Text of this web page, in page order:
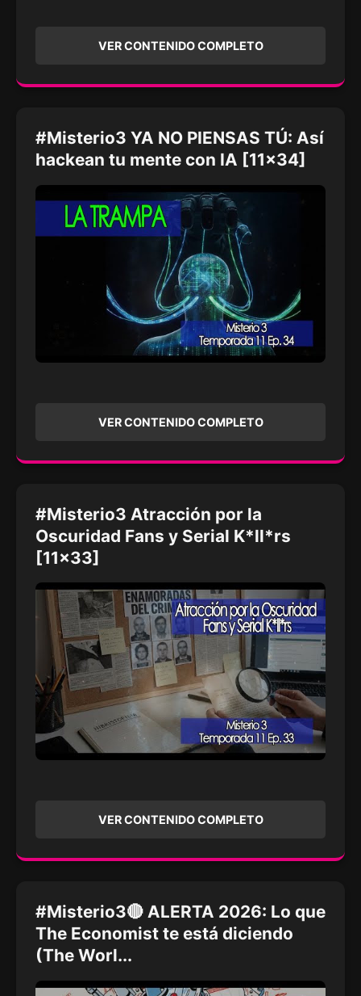
VER CONTENIDO COMPLETO
#Misterio3 YA NO PIENSAS TÚ: Así
hackean tu mente con IA [11x34]
VER CONTENIDO COMPLETO
#Misterio3 Atracción por la
Oscuridad Fans y Serial K*ll*rs
[11x33]
VER CONTENIDO COMPLETO
#Misterio3🔴 ALERTA 2026: Lo que
The Economist te está diciendo
(The Worl...